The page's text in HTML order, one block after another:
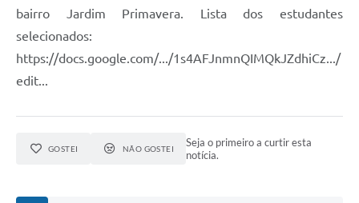
bairro Jardim Primavera. Lista dos estudantes
selecionados:
https://docs.google.com/.../1s4AFJnmnQIMQkJZdhiCz.../
edit...
GOSTEI NÃO GOSTEI
Seja o primeiro a curtir esta
notícia.